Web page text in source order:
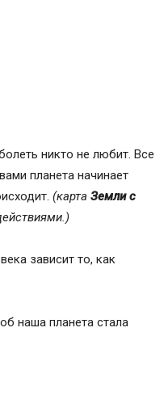
никто не любит. Все
планета начинает
(карта Земли с
зависит то, как
наша планета стала